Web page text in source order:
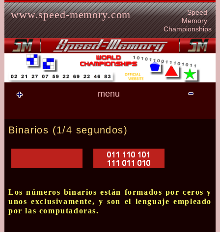
Skip to content
www.speed-memory.com
Speed
Memory
Championships
menu
Binarios (1/4 segundos)
Los números binarios están formados por ceros y
unos exclusivamente, y son el lenguaje empleado
por las computadoras.